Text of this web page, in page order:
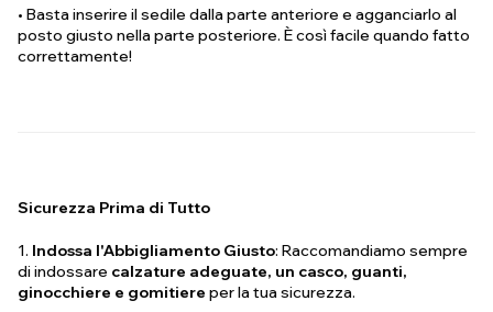
• Basta inserire il sedile dalla parte anteriore e agganciarlo al
posto giusto nella parte posteriore. È così facile quando fatto
correttamente!
Sicurezza Prima di Tutto
1. Indossa l'Abbigliamento Giusto: Raccomandiamo sempre
di indossare calzature adeguate, un casco, guanti,
ginocchiere e gomitiere per la tua sicurezza.